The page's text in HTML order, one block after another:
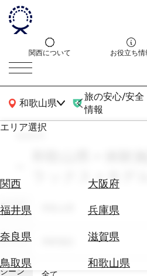
関西について お役立ち情
和歌山県
関西広域MAP
旅の安心/安全
情報
エリア選択
関西 大阪府
福井県
兵庫県
奈良県
滋賀県
鳥取県
和歌山県
エ
券
テ
を
search
和歌山県 × 体験
ラックス × モデ
エリア
テーマ
シーン